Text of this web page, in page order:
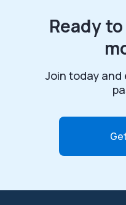
Ready
Join today and